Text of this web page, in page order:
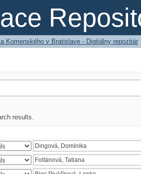
Komenského v Bratislave - Digitálny repozitár
results.